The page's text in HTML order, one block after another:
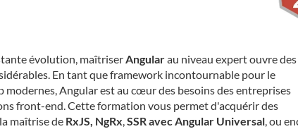
évolution, maîtriserAngularau niveau expert ouvre des
En tant que framework incontournable pour le
Angular est au cœur des besoins des entreprises
front-end. Cette formation vous permet d'acquérir des
maîtrise de RxJS, NgRx,SSR avec Angular Universal, ou